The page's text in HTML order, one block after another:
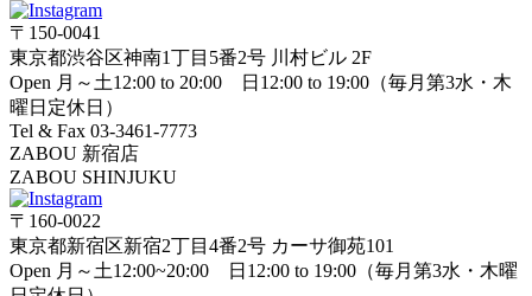
〒150-0041
東京都渋谷区神南1丁目5番2号 川村ビル 2F
Open 月～土12:00 to 20:00 日12:00 to 19:00（毎月第3水・木
曜日定休日）
Tel & Fax 03-3461-7773
ZABOU 新宿店
ZABOU SHINJUKU
〒160-0022
東京都新宿区新宿2丁目4番2号 カーサ御苑101
Open 月～土12:00~20:00 日12:00 to 19:00（毎月第3水・木曜